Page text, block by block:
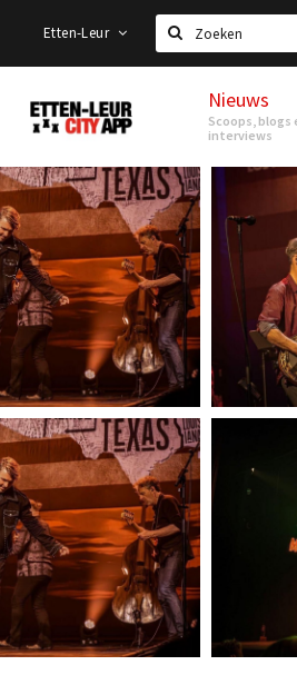
Etten-Leur
Zoeken
Etten-
Leur
Nieuws
Scoops, blogs
interviews